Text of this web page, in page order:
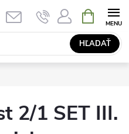
HĽADAŤ
KOŠÍK
2/1 SET III.